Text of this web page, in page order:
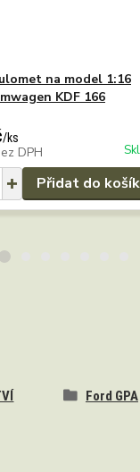
na model 1:16
KDF 166
/ks
DPH
Přidat do
Ford GPA